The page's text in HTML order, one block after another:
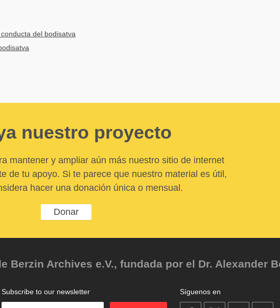
del bodisatva
nuestro proyecto
mantener y ampliar aún más nuestro sitio de internet
de tu apoyo. Si te parece que nuestro material es útil,
hacer una donación única o mensual.
Donar
Berzin Archives e.V., fundada por el Dr. Alexander
Síguenos en
on
on on
Subscribe to our newsletter